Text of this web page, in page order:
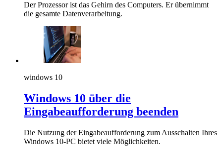
Der Prozessor ist das Gehirn des Computers. Er übernimmt
die gesamte Datenverarbeitung.
windows 10
Windows 10 über die
Eingabeaufforderung beenden
Die Nutzung der Eingabeaufforderung zum Ausschalten Ihres
Windows 10-PC bietet viele Möglichkeiten.